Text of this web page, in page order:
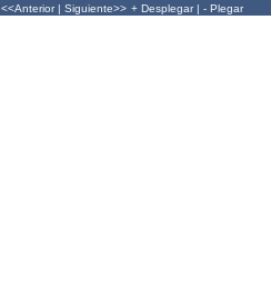
<<Anterior| Siguiente>> + Desplegar| - Plegar